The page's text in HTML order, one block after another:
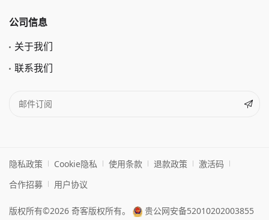
公司信息
关于我们
联系我们
隐私政策 Cookie隐私 使用条款 退款政策
激活码
合作招募
用户协议
版权所有©2026 奇客版权所有。
贵公网安备52010202003855